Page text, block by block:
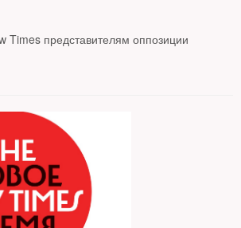
Times представителям оппозиции